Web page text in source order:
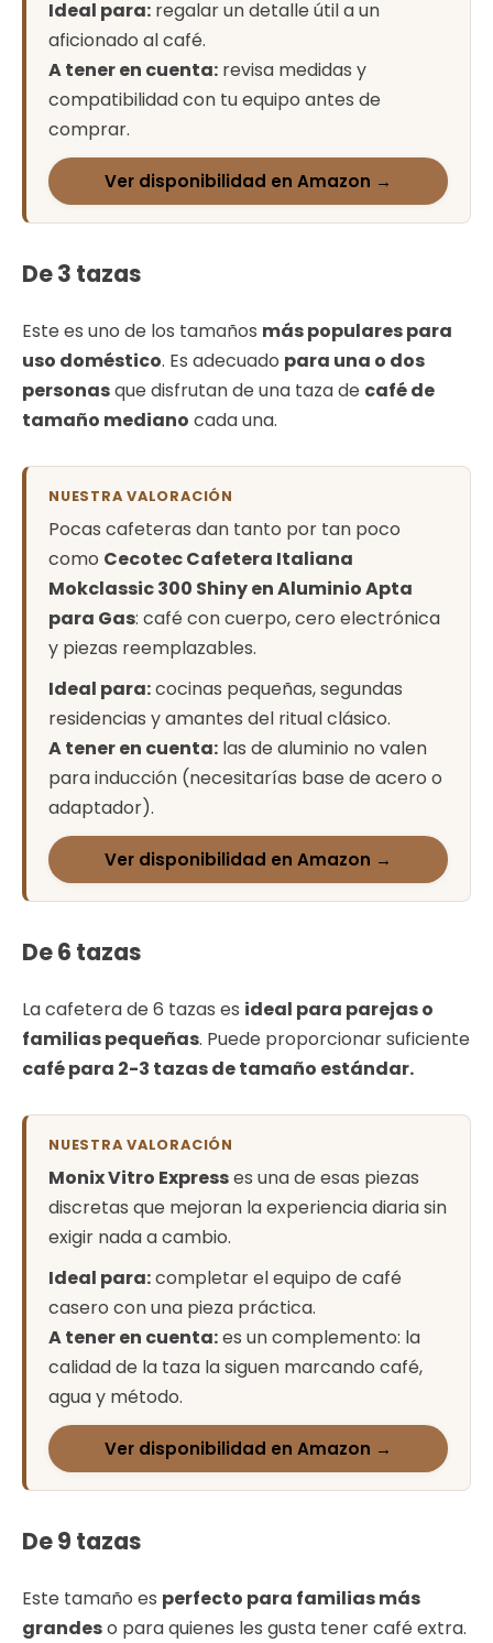
Ideal para: regalar un detalle útil a un
aficionado al café.
A tener en cuenta: revisa medidas y
compatibilidad con tu equipo antes de
comprar.
Ver disponibilidad en Amazon →
De 3 tazas
Este es uno de los tamaños más populares para
uso doméstico. Es adecuado para una o dos
personasque disfrutan de una taza de café de
tamaño mediano cada una.
NUESTRA VALORACIÓN
Pocas cafeteras dan tanto por tan poco
como Cecotec Cafetera Italiana
Mokclassic 300 Shiny en Aluminio Apta
para Gas: café con cuerpo, cero electrónica
y piezas reemplazables.
Ideal para:cocinas pequeñas, segundas
residencias y amantes del ritual clásico.
A tener en cuenta: las de aluminio no valen
para inducción (necesitarías base de acero o
adaptador).
Ver disponibilidad en Amazon →
De 6 tazas
La cafetera de 6 tazas es ideal para parejas o
familias pequeñas. Puede proporcionar suficiente
café para 2-3 tazas de tamaño estándar.
NUESTRA VALORACIÓN
Monix Vitro Expresses una de esas piezas
discretas que mejoran la experiencia diaria sin
exigir nada a cambio.
Ideal para:completar el equipo de café
casero con una pieza práctica.
A tener en cuenta:es un complemento: la
calidad de la taza la siguen marcando café,
agua y método.
Ver disponibilidad en Amazon →
De 9 tazas
Este tamaño es perfecto para familias más
grandeso para quienes les gusta tener café extra.